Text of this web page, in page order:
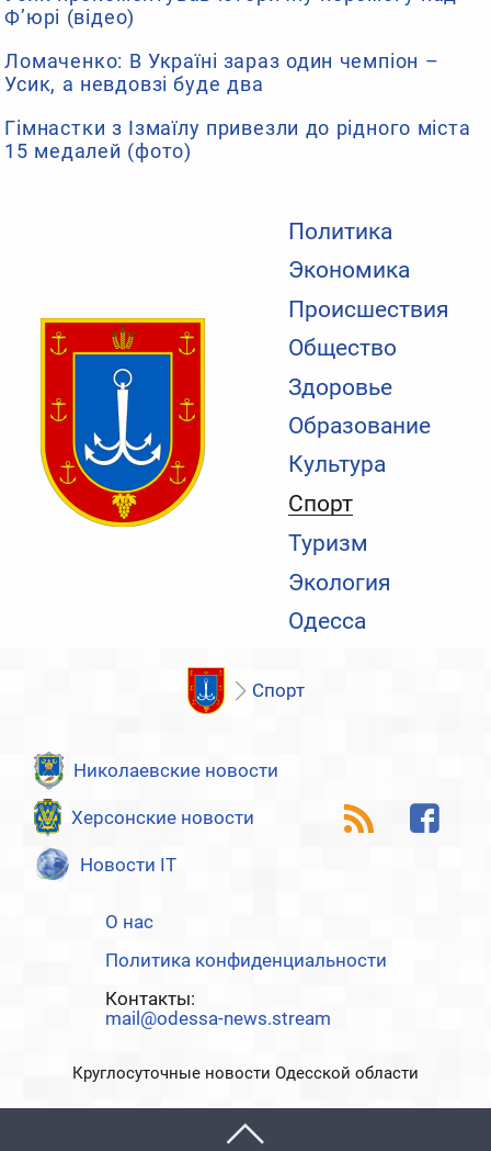
Политика
Экономика
Происшествия
Общество
Здоровье
Образование
Культура
Спорт
Туризм
Экология
Одесса
Ф’юрі (відео)
Ломаченко: В Україні зараз один чемпіон –
Усик, а невдовзі буде два
Гімнастки з Ізмаїлу привезли до рідного міста
15 медалей (фото)
Спорт
Николаевские новости
Херсонские новости
Новости IT
О нас
Политика конфиденциальности
Контакты:
mail@odessa-news.stream
Круглосуточные новости Одесской области